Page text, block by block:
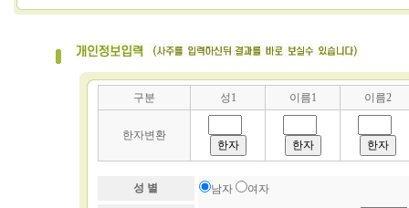
구분 성1 이름1 이름2
한자변환
성 별 남자 여자